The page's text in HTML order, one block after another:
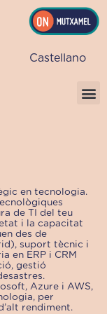
Castellano
en tecnologia.
de TI del teu
i la capacitat
des de
suport tècnic i
en ERP i CRM
gestió
Azure i AWS,
per
rendiment.